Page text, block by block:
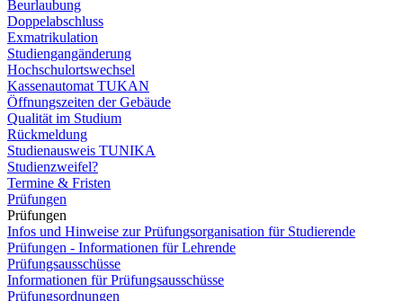
Beurlaubung
Doppelabschluss
Exmatrikulation
Studiengangänderung
Hochschulortswechsel
Kassenautomat TUKAN
Öffnungszeiten der Gebäude
Qualität im Studium
Rückmeldung
Studienausweis TUNIKA
Studienzweifel?
Termine & Fristen
Prüfungen
Prüfungen
Infos und Hinweise zur Prüfungsorganisation für Studierende
Prüfungen - Informationen für Lehrende
Prüfungsausschüsse
Informationen für Prüfungsausschüsse
Prüfungsordnungen